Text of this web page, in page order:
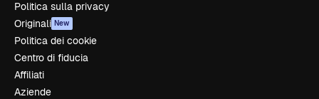
Politica sulla privacy
Originali New
Politica dei cookie
Centro di fiducia
Affiliati
Aziende